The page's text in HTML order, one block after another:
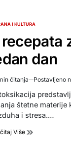
I KULTURA
dan
čitanja Postavljeno
štetne materije
i stresa.…
Više